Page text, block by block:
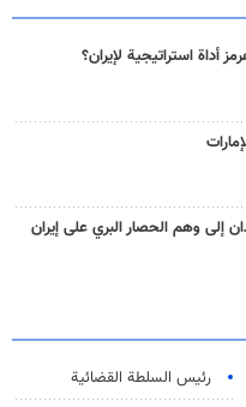
أداة استراتيجية لإيران؟
إلى وهم الحصار البري على إيران
رئیس السلطة القضائیة